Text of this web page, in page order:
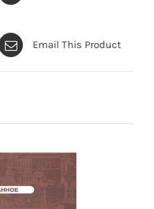
Email This Product